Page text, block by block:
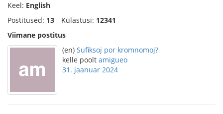
Keel: English
Postitused: 13 Külastusi: 12341
Viimane postitus
(en) Sufiksoj por kromnomoj?
kelle poolt amigueo
31. jaanuar 2024